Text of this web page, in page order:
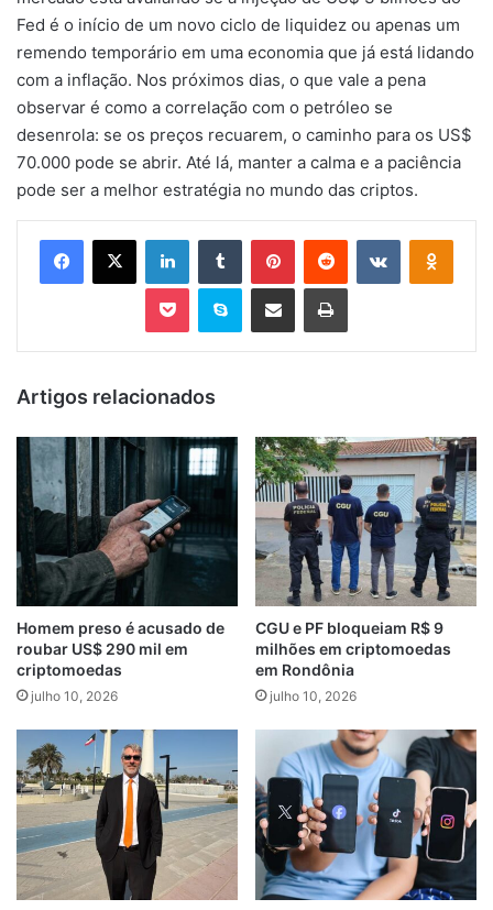
Fed é o início de um novo ciclo de liquidez ou apenas um
remendo temporário em uma economia que já está lidando
com a inflação. Nos próximos dias, o que vale a pena
observar é como a correlação com o petróleo se
desenrola: se os preços recuarem, o caminho para os US$
70.000 pode se abrir. Até lá, manter a calma e a paciência
pode ser a melhor estratégia no mundo das criptos.
Facebook
X LinkedinTumblr PinterestReddit VK OK
Pocket Skype Compartilhar via e-mail Imprimir
Artigos relacionados
Homem preso é acusado de
roubar US$ 290 mil em
criptomoedas
julho 10, 2026
CGU e PF bloqueiam R$ 9
milhões em criptomoedas
em Rondônia
julho 10, 2026